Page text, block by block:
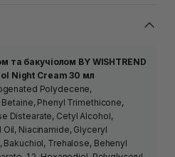
та бакучіолом BY WISHTREND
Night Cream 30 мл
Polydecene,
Phenyl Trimethicone,
Distearate, Cetyl Alcohol,
Niacinamide, Glyceryl
Trehalose, Behenyl